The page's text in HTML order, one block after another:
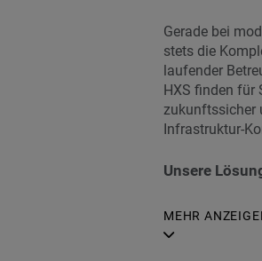
Gerade bei
stets die
laufender
HXS finden für
zukunftssicher
Infrastruktur-
Unsere
MEHR